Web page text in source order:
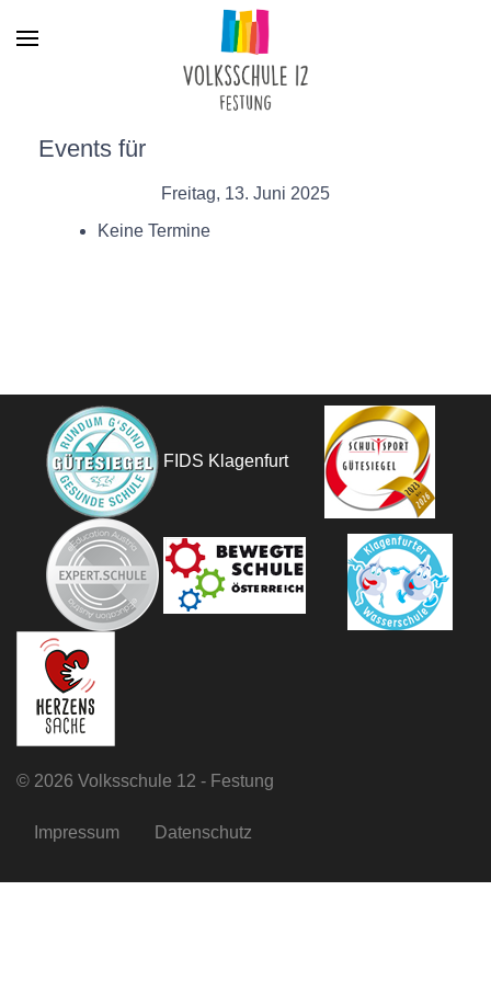
Events für
Freitag, 13. Juni 2025
Keine Termine
FIDS Klagenfurt
© 2026 Volksschule 12 - Festung
Impressum Datenschutz